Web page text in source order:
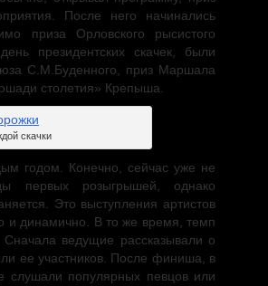
После него начинались
приза Орловского рысистого
президентских скачек, были
С.М.Буденного, приз Маршала
столетия» Крепыша.
скачки
годом. Конечно, сейчас уже не
первых розыгрышей, однако
Это выступления артистов
и динамично. В то же время, темп
ведущие рассказывали о
ее участников. После финиша, в
слушали популярных певцов или